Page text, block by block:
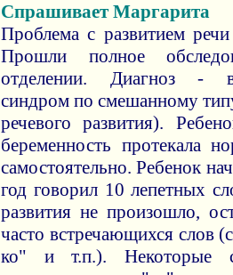
Спрашивает Маргарита
Проблема с развитием
Прошли полное
отделении. Диагноз -
синдром по смешанному
речевого развития).
беременность протекала
самостоятельно. Ребенок
год говорил 10 лепетных
развития не произошло,
часто встречающихся слов
ко" и т.п.). Некоторые